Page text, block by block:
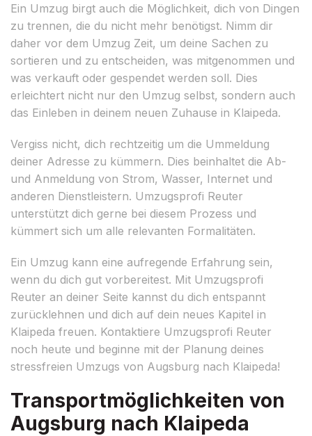
Ein Umzug birgt auch die Möglichkeit, dich von Dingen
zu trennen, die du nicht mehr benötigst. Nimm dir
daher vor dem Umzug Zeit, um deine Sachen zu
sortieren und zu entscheiden, was mitgenommen und
was verkauft oder gespendet werden soll. Dies
erleichtert nicht nur den Umzug selbst, sondern auch
das Einleben in deinem neuen Zuhause in Klaipeda.
Vergiss nicht, dich rechtzeitig um die Ummeldung
deiner Adresse zu kümmern. Dies beinhaltet die Ab-
und Anmeldung von Strom, Wasser, Internet und
anderen Dienstleistern. Umzugsprofi Reuter
unterstützt dich gerne bei diesem Prozess und
kümmert sich um alle relevanten Formalitäten.
Ein Umzug kann eine aufregende Erfahrung sein,
wenn du dich gut vorbereitest. Mit Umzugsprofi
Reuter an deiner Seite kannst du dich entspannt
zurücklehnen und dich auf dein neues Kapitel in
Klaipeda freuen. Kontaktiere Umzugsprofi Reuter
noch heute und beginne mit der Planung deines
stressfreien Umzugs von Augsburg nach Klaipeda!
Transportmöglichkeiten von
Augsburg nach Klaipeda